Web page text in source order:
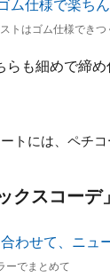
トはゴム仕様できつ
も細めで締
トには、ペチコ
クスコーデ
ーでまとめて